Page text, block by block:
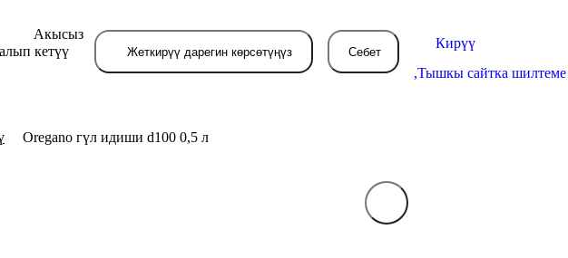
кетүү
Акысыз
Жеткирүү дарегин көрсөтүңүз Себет
Кирүү
,Тышкы сайтка шилтеме
Oregano гүл идиши d100 0,5 л